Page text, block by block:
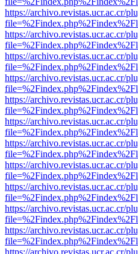
https://archivo.revistas.ucr.ac.cr/
https://archivo.revistas.ucr.ac.cr/
https://archivo.revistas.ucr.ac.cr/
https://archivo.revistas.ucr.ac.cr/
https://archivo.revistas.ucr.ac.cr/
https://archivo.revistas.ucr.ac.cr/
https://archivo.revistas.ucr.ac.cr/
https://archivo.revistas.ucr.ac.cr/
https://archivo.revistas.ucr.ac.cr/
https://archivo.revistas.ucr.ac.cr/
https://archivo.revistas.ucr.ac.cr/
https://archivo.revistas.ucr.ac.cr/